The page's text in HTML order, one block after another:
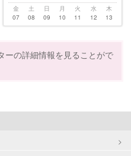
金
07
土
08
日
09
月
10
火
11
水
12
木
13
ーの詳細情報を見ることがで